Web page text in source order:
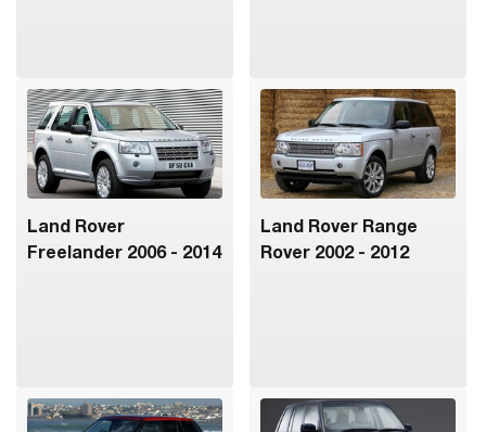
Land Rover
Freelander 2006 - 2014
Land Rover Range
Rover 2002 - 2012